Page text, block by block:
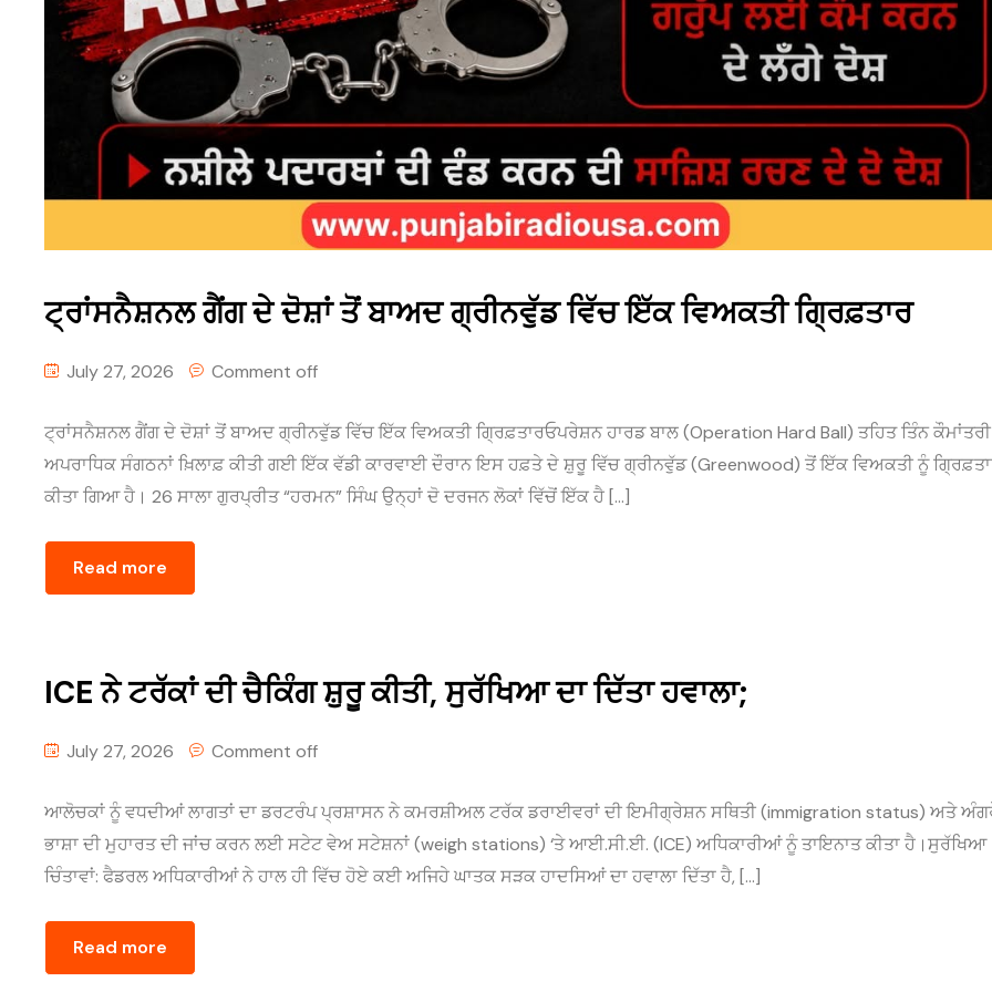
ਟ੍ਰਾਂਸਨੈਸ਼ਨਲ ਗੈਂਗ ਦੇ ਦੋਸ਼ਾਂ ਤੋਂ ਬਾਅਦ ਗ੍ਰੀਨਵੁੱਡ ਵਿੱਚ ਇੱਕ ਵਿਅਕਤੀ ਗ੍ਰਿਫ਼ਤਾਰ
July 27, 2026 Comment off
ਟ੍ਰਾਂਸਨੈਸ਼ਨਲ ਗੈਂਗ ਦੇ ਦੋਸ਼ਾਂ ਤੋਂ ਬਾਅਦ ਗ੍ਰੀਨਵੁੱਡ ਵਿੱਚ ਇੱਕ ਵਿਅਕਤੀ ਗ੍ਰਿਫ਼ਤਾਰਓਪਰੇਸ਼ਨ ਹਾਰਡ ਬਾਲ (Operation Hard Ball) ਤਹਿਤ ਤਿੰਨ ਕੌਮਾਂਤਰੀ
ਅਪਰਾਧਿਕ ਸੰਗਠਨਾਂ ਖ਼ਿਲਾਫ਼ ਕੀਤੀ ਗਈ ਇੱਕ ਵੱਡੀ ਕਾਰਵਾਈ ਦੌਰਾਨ ਇਸ ਹਫ਼ਤੇ ਦੇ ਸ਼ੁਰੂ ਵਿੱਚ ਗ੍ਰੀਨਵੁੱਡ (Greenwood) ਤੋਂ ਇੱਕ ਵਿਅਕਤੀ ਨੂੰ
ਕੀਤਾ ਗਿਆ ਹੈ। 26 ਸਾਲਾ ਗੁਰਪ੍ਰੀਤ “ਹਰਮਨ” ਸਿੰਘ ਉਨ੍ਹਾਂ ਦੋ ਦਰਜਨ ਲੋਕਾਂ ਵਿੱਚੋਂ ਇੱਕ ਹੈ […]
Read more
ICE ਨੇ ਟਰੱਕਾਂ ਦੀ ਚੈਕਿੰਗ ਸ਼ੁਰੂ ਕੀਤੀ, ਸੁਰੱਖਿਆ ਦਾ ਦਿੱਤਾ ਹਵਾਲਾ;
July 27, 2026 Comment off
ਆਲੋਚਕਾਂ ਨੂੰ ਵਧਦੀਆਂ ਲਾਗਤਾਂ ਦਾ ਡਰਟਰੰਪ ਪ੍ਰਸ਼ਾਸਨ ਨੇ ਕਮਰਸ਼ੀਅਲ ਟਰੱਕ ਡਰਾਈਵਰਾਂ ਦੀ ਇਮੀਗ੍ਰੇਸ਼ਨ ਸਥਿਤੀ (immigration status) ਅਤੇ
ਭਾਸ਼ਾ ਦੀ ਮੁਹਾਰਤ ਦੀ ਜਾਂਚ ਕਰਨ ਲਈ ਸਟੇਟ ਵੇਅ ਸਟੇਸ਼ਨਾਂ (weigh stations) ‘ਤੇ ਆਈ.ਸੀ.ਈ. (ICE) ਅਧਿਕਾਰੀਆਂ ਨੂੰ ਤਾਇਨਾਤ ਕੀਤਾ ਹੈ।ਸੁਰੱਖਿਆ
ਚਿੰਤਾਵਾਂ: ਫੈਡਰਲ ਅਧਿਕਾਰੀਆਂ ਨੇ ਹਾਲ ਹੀ ਵਿੱਚ ਹੋਏ ਕਈ ਅਜਿਹੇ ਘਾਤਕ ਸੜਕ ਹਾਦਸਿਆਂ ਦਾ ਹਵਾਲਾ ਦਿੱਤਾ ਹੈ, […]
Read more